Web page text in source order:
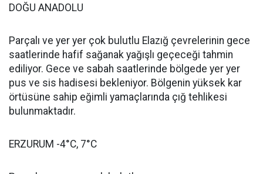
DOĞU ANADOLU
Parçalı ve yer yer çok bulutlu Elazığ çevrelerinin gece
saatlerinde hafif sağanak yağışlı geçeceği tahmin
ediliyor. Gece ve sabah saatlerinde bölgede yer yer
pus ve sis hadisesi bekleniyor. Bölgenin yüksek kar
örtüsüne sahip eğimli yamaçlarında çığ tehlikesi
bulunmaktadır.
ERZURUM -4°C, 7°C